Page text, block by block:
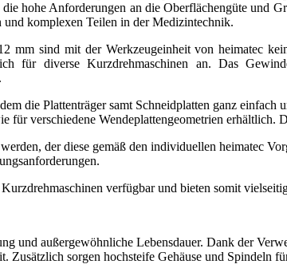
hohe Anforderungen an die Oberflächengüte und
komplexen Teilen in der Medizintechnik.
mm sind mit der Werkzeugeinheit von heimatec
für diverse Kurzdrehmaschinen an. Das
die Plattenträger samt Schneidplatten ganz einfach
für verschiedene Wendeplattengeometrien
der diese gemäß den individuellen heimatec
verfügbar und bieten somit
und außergewöhnliche Lebensdauer. Dank der
sorgen hochsteife Gehäuse und Spindeln